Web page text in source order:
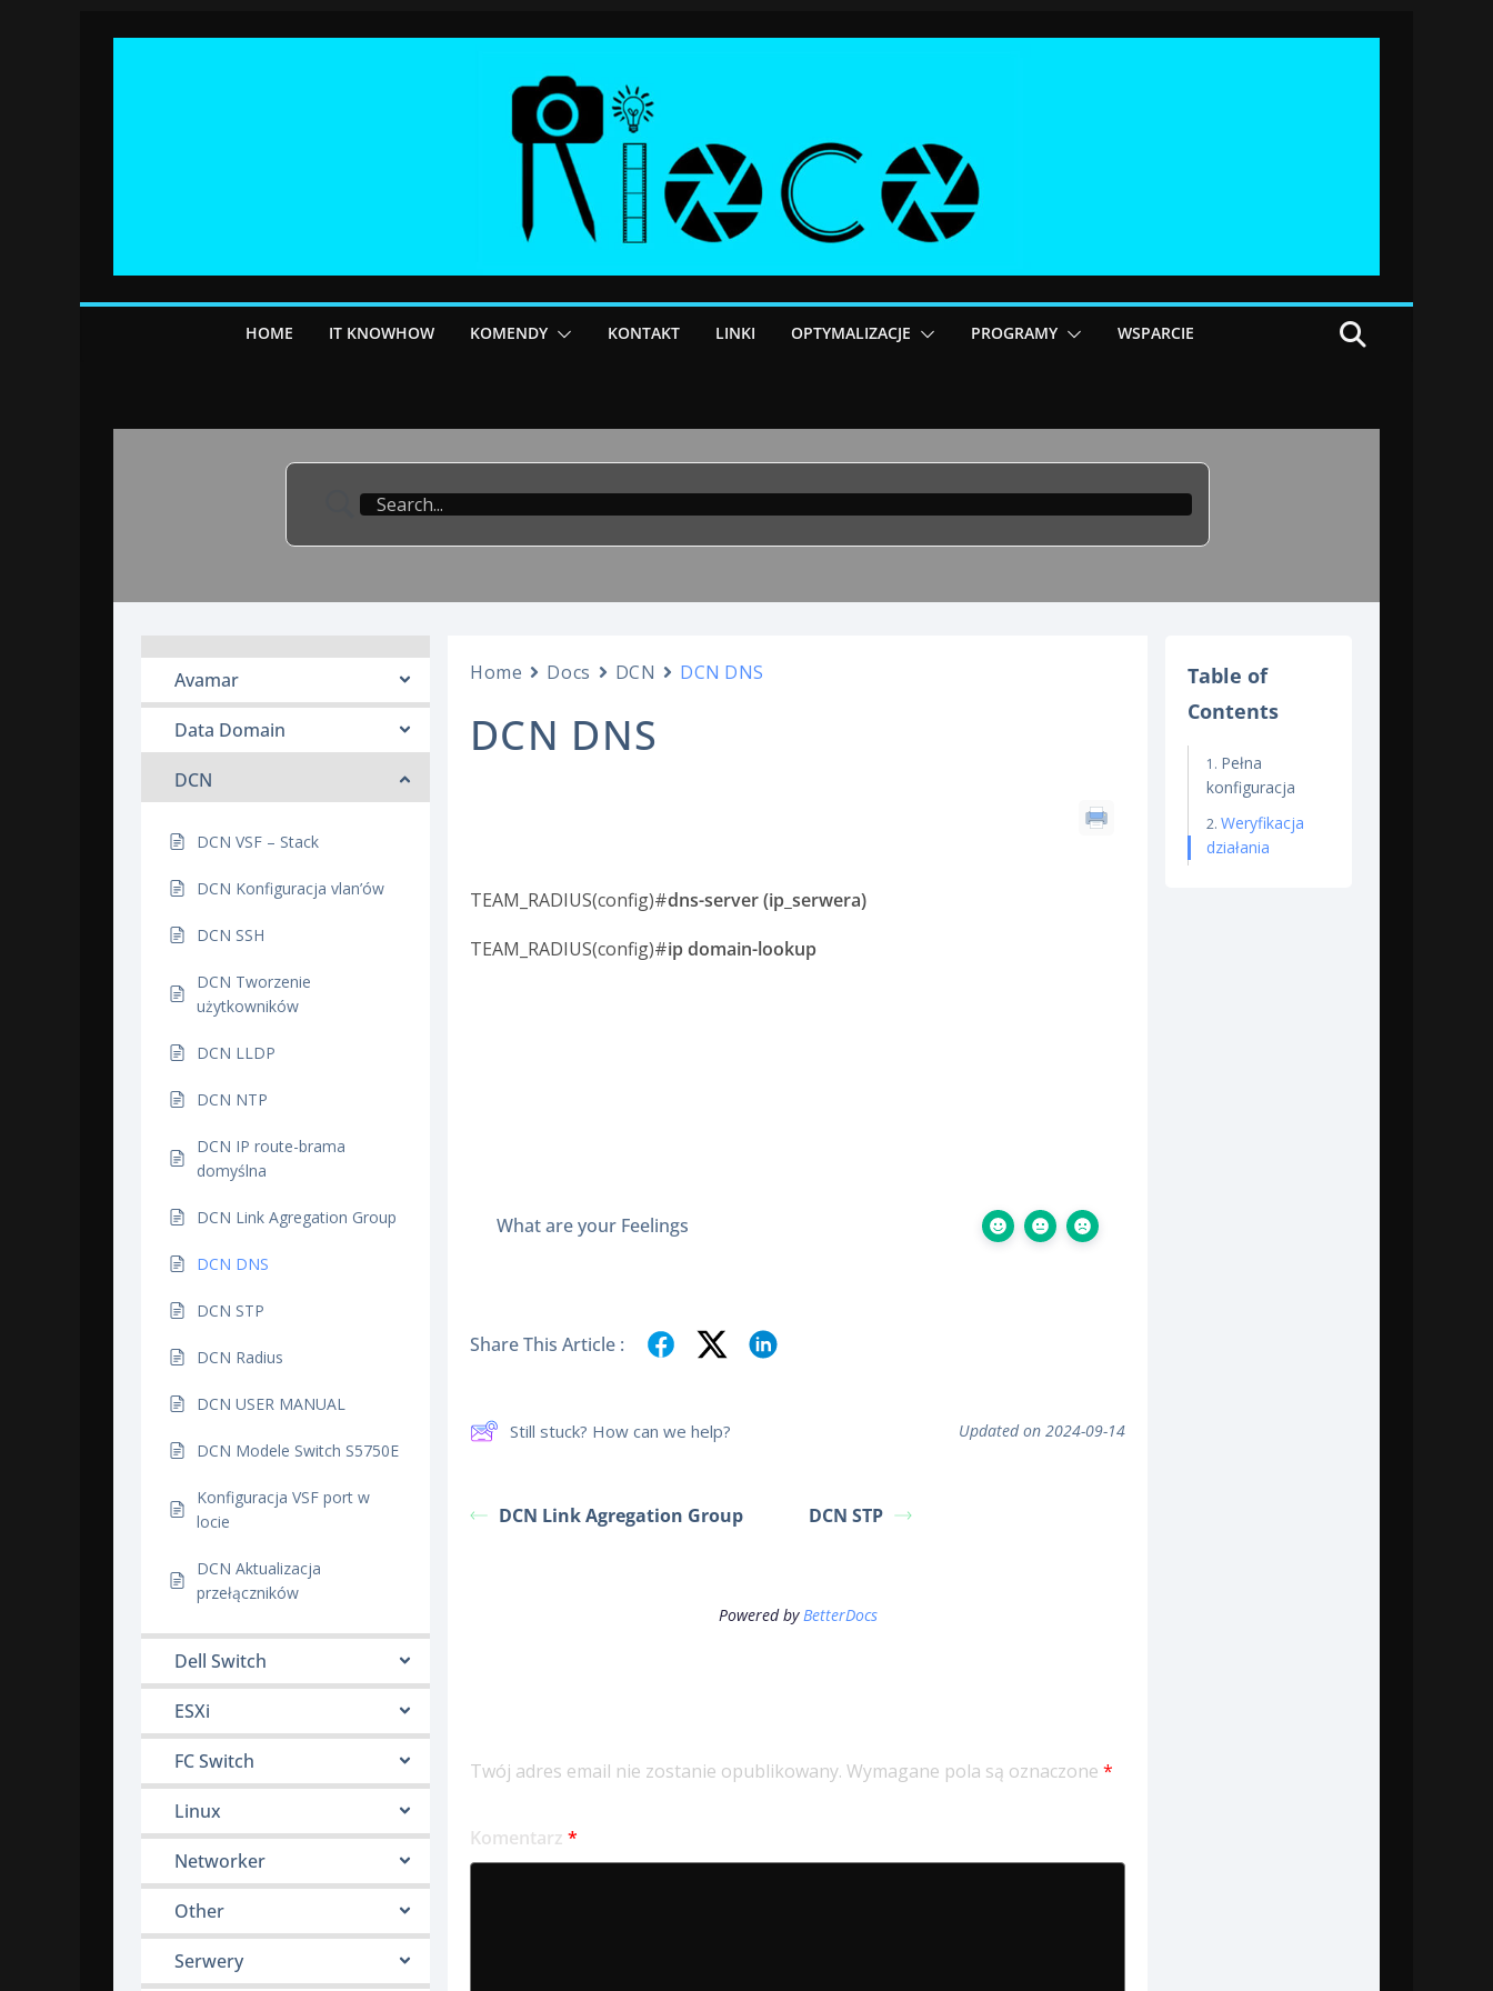
HOME IT KNOWHOW KOMENDY KONTAKT LINKI OPTYMALIZACJE PROGRAMY WSPARCIE
Avamar
Data Domain
DCN
DCN VSF – Stack
DCN Konfiguracja vlan’ów
DCN SSH
DCN Tworzenie
użytkowników
DCN LLDP
DCN NTP
DCN IP route-brama
domyślna
DCN Link Agregation Group
DCN DNS
DCN STP
DCN Radius
DCN USER MANUAL
DCN Modele Switch S5750E
Konfiguracja VSF port w
locie
DCN Aktualizacja
przełączników
Dell Switch
ESXi
FC Switch
Linux
Networker
Other
Serwery
Home Docs DCN DCN DNS
DCN DNS
TEAM_RADIUS(config)#dns-server (ip_serwera)
TEAM_RADIUS(config)#ip domain-lookup
What are your Feelings
Share This Article :
Still stuck? How can we help? Updated on 2024-09-14
DCN Link Agregation Group DCN STP
Powered by BetterDocs
Twój adres email nie zostanie opublikowany. Wymagane pola są oznaczone*
Komentarz*
Table of
Contents
Pełna
konfiguracja
Weryfikacja
działania